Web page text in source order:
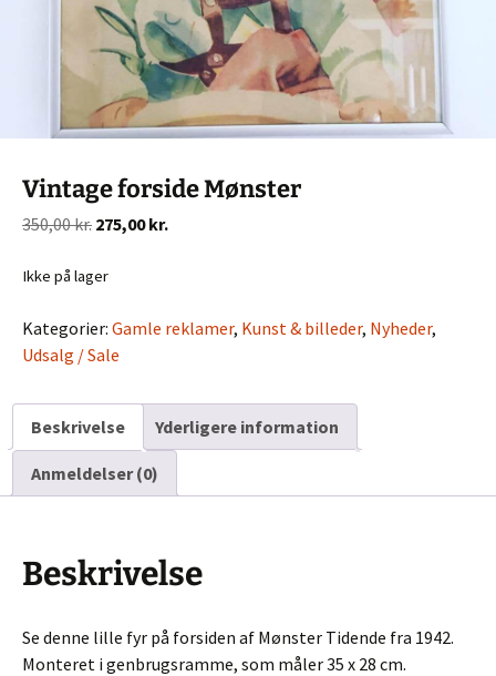
Vintage forside Mønster
350,00kr. Den
pris
350,00 kr..
275,00kr.Den
275,00 kr..
Ikke på lager
Kategorier: Gamle reklamer, Kunst & billeder, Nyheder,
Udsalg / Sale
Beskrivelse Yderligere information
Anmeldelser (0)
Beskrivelse
Se denne lille fyr på forsiden af Mønster Tidende fra 1942.
Monteret i genbrugsramme, som måler 35 x 28 cm.